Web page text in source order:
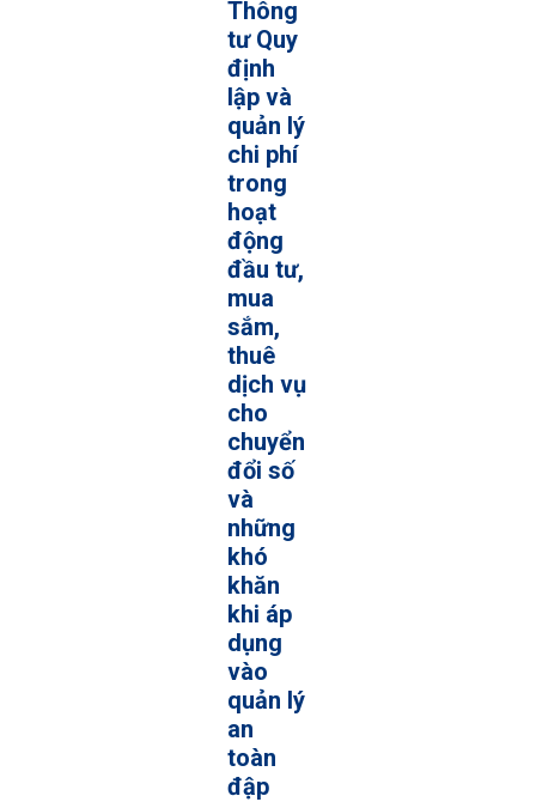
Thông
tư Quy
định
lập và
quản lý
chi phí
trong
hoạt
động
đầu tư,
mua
sắm,
thuê
dịch vụ
cho
chuyển
đổi số
và
những
khó
khăn
khi áp
dụng
vào
quản lý
an
toàn
đập